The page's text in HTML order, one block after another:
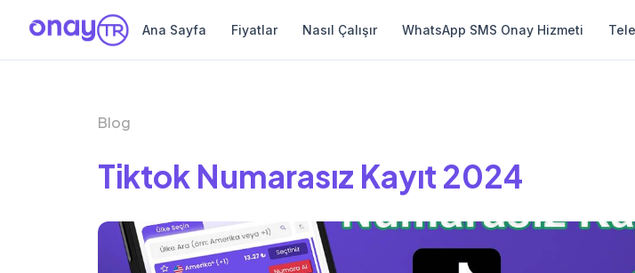
Ana Sayfa Fiyatlar Nasıl Çalışır WhatsApp SMS Onay Hizmeti
Blog
Tiktok Numarasız Kayıt 2024